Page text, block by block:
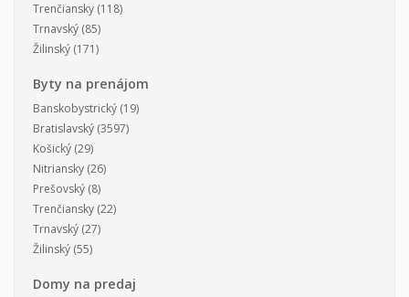
Trenčiansky (118)
Trnavský (85)
Žilinský (171)
Byty na prenájom
Banskobystrický (19)
Bratislavský (3597)
Košický (29)
Nitriansky (26)
Prešovský (8)
Trenčiansky (22)
Trnavský (27)
Žilinský (55)
Domy na predaj